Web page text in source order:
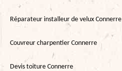
Réparateur installeur de velux Connerre
Couvreur charpentier Connerre
Devis toiture Connerre